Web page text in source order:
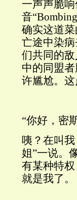
一声声脆
音“
确实这道
亡途中染
们共同的
中的同盟
许尴尬。这
“你好，密
咦？在叫
姐”一说。
有某种特
就是我了。